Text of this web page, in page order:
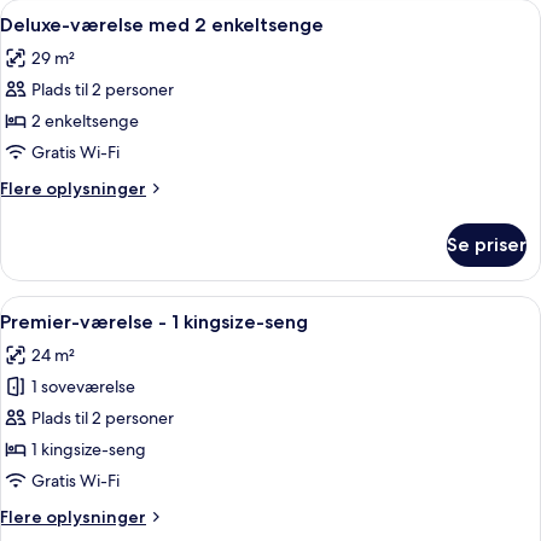
Indlæs
alle
billeder
af
Deluxe-
værelse
med
2
Et hotelværelse med to senge, et
5
Deluxe-værelse med 2 enkeltsenge
29 m²
Plads til 2 personer
2 enkeltsenge
Gratis Wi-Fi
Flere oplysninger
Flere
værelse
med
2
Se priser
Indlæs
alle
billeder
af
Premier-
værelse
-
kingsize-
Et hotelværelse med en stor seng,
8
Premier-værelse - 1 kingsize-seng
24 m²
1 soveværelse
Plads til 2 personer
1 kingsize-seng
Gratis Wi-Fi
Flere oplysninger
Flere